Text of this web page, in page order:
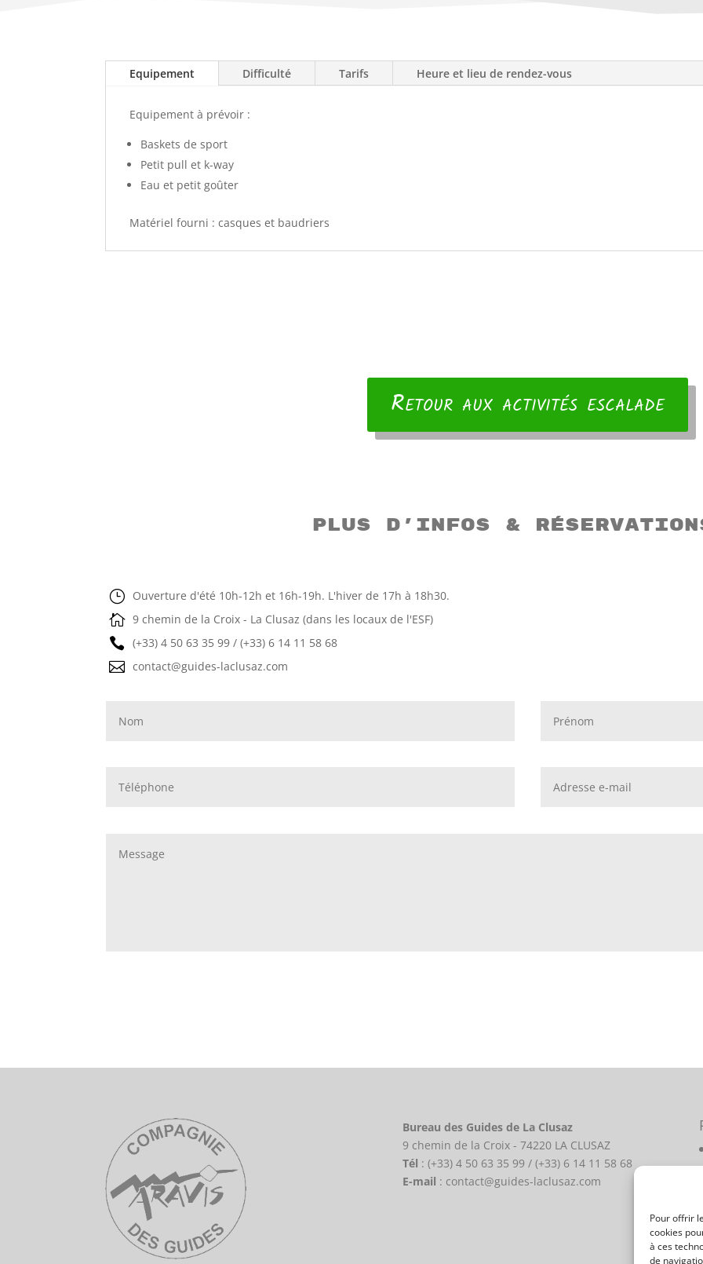
Pour offrir
cookies
à ces
de
Equipement Difficulté Tarifs Heure et lieu de rendez-vous
Equipement à prévoir :
Baskets de sport
Petit pull et k-way
Eau et petit goûter
Matériel fourni : casques et baudriers
Retour aux activités escalade
Plus d’infos &
} Ouverture d'été 10h-12h et 16h-19h. L'hiver de 17h à 18h30.
 9 chemin de la Croix - La Clusaz (dans les locaux de l'ESF)
 (+33) 4 50 63 35 99 / (+33) 6 14 11 58 68
 contact@guides-laclusaz.com
Bureau des Guides de La Clusaz
9 chemin de la Croix - 74220 LA CLUSAZ
Tél : (+33) 4 50 63 35 99 / (+33) 6 14 11 58 68
E-mail : contact@guides-laclusaz.com